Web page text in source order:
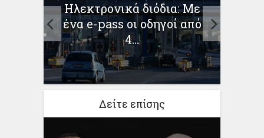
Ηλεκτρονικά διόδια: Με
ένα e-pass οι οδηγοί από
4...
Δείτε επίσης